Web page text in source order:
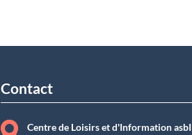
Contact
Centre de Loisirs et d'Information asbI